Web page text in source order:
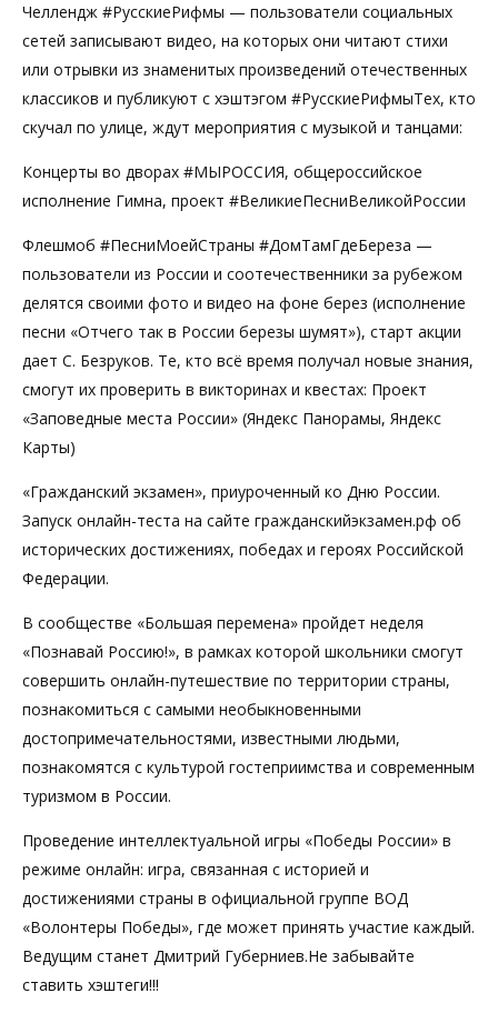
Челлендж #РусскиеРифмы — пользователи социальных
сетей записывают видео, на которых они читают стихи
или отрывки из знаменитых произведений отечественных
классиков и публикуют с хэштэгом #РусскиеРифмыТех, кто
скучал по улице, ждут мероприятия с музыкой и танцами:
Концерты во дворах #МЫРОССИЯ, общероссийское
исполнение Гимна, проект #ВеликиеПесниВеликойРоссии
Флешмоб #ПесниМоейСтраны #ДомТамГдеБереза —
пользователи из России и соотечественники за рубежом
делятся своими фото и видео на фоне берез (исполнение
песни «Отчего так в России березы шумят»), старт акции
дает С. Безруков. Те, кто всё время получал новые знания,
смогут их проверить в викторинах и квестах: Проект
«Заповедные места России» (Яндекс Панорамы, Яндекс
Карты)
«Гражданский экзамен», приуроченный ко Дню России.
Запуск онлайн-теста на сайте гражданскийэкзамен.рф об
исторических достижениях, победах и героях Российской
Федерации.
В сообществе «Большая перемена» пройдет неделя
«Познавай Россию!», в рамках которой школьники смогут
совершить онлайн-путешествие по территории страны,
познакомиться с самыми необыкновенными
достопримечательностями, известными людьми,
познакомятся с культурой гостеприимства и современным
туризмом в России.
Проведение интеллектуальной игры «Победы России» в
режиме онлайн: игра, связанная с историей и
достижениями страны в официальной группе ВОД
«Волонтеры Победы», где может принять участие каждый.
Ведущим станет Дмитрий Губерниев.Не забывайте
ставить хэштеги!!!